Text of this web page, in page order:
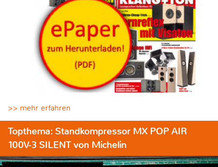
>> mehr erfahren
Topthema: Standkompressor MX POP AIR
100V-3 SILENT von Michelin